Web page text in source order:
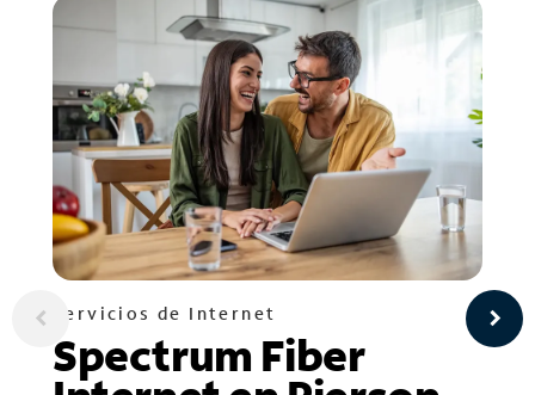
Servicios de Internet
Spectrum Fiber